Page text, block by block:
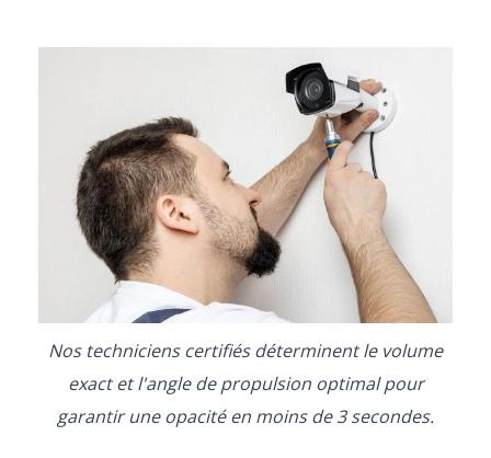
Nos techniciens certifiés déterminent le volume
exact et l'angle de propulsion optimal pour
garantir une opacité en moins de 3 secondes.